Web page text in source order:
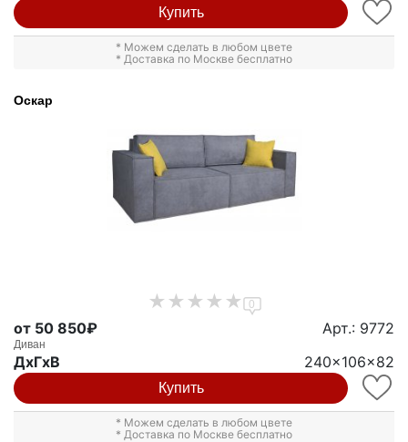
Купить
* Можем сделать в любом цвете
* Доставка по Москве бесплатно
Оскар
0
от 50 850₽ Арт.: 9772
Диван
ДxГxВ 240x106x82
Купить
* Можем сделать в любом цвете
* Доставка по Москве бесплатно